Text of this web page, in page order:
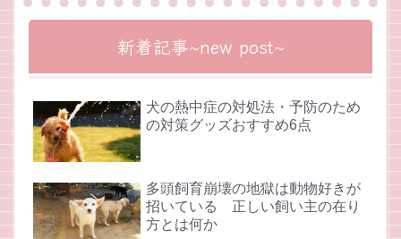
新着記事~new post~
犬の熱中症の対処法・予防のため
の対策グッズおすすめ6点
多頭飼育崩壊の地獄は動物好きが
招いている 正しい飼い主の在り
方とは何か